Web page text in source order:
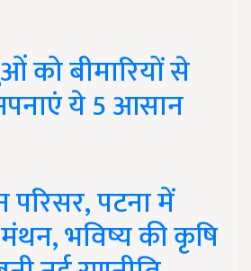
को बीमारियों से
ये 5 आसान
पटना में
भविष्य की कृषि